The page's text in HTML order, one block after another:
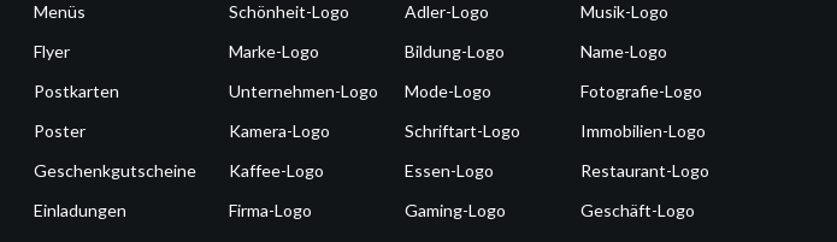
Menüs
Flyer
Postkarten
Poster
Geschenkgutscheine
Einladungen
Schönheit-Logo
Marke-Logo
Unternehmen-Logo
Kamera-Logo
Kaffee-Logo
Firma-Logo
Adler-Logo
Bildung-Logo
Mode-Logo
Schriftart-Logo
Essen-Logo
Gaming-Logo
Musik-Logo
Name-Logo
Fotografie-Logo
Immobilien-Logo
Restaurant-Logo
Geschäft-Logo